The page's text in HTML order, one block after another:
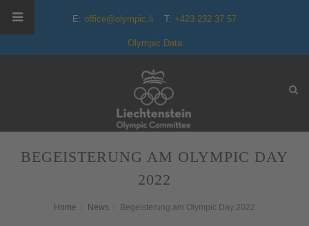
E: office@olympic.li T: +423 232 37 57
Olympic Data
BEGEISTERUNG AM OLYMPIC DAY
2022
Home News Begeisterung am Olympic Day 2022